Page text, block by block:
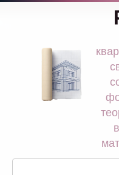
Перейти
Поиск: